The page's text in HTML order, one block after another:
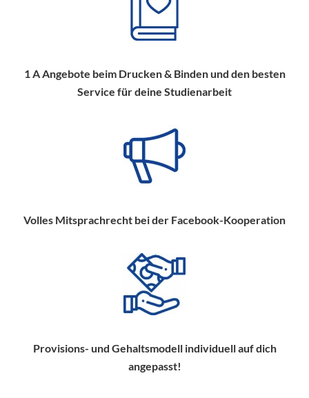
1 A Angebote beim Drucken & Binden und den besten
Service für deine Studienarbeit
Volles Mitsprachrecht bei der Facebook-Kooperation
Provisions- und Gehaltsmodell individuell auf dich
angepasst!